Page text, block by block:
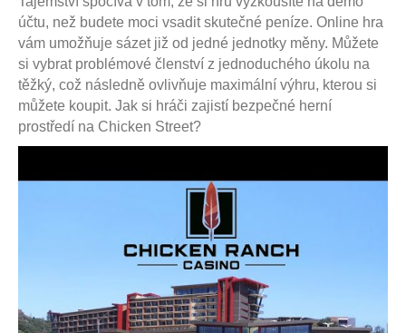
účtu, než budete moci vsadit skutečné peníze. Online hra
vám umožňuje sázet již od jedné jednotky měny. Můžete
si vybrat problémové členství z jednoduchého úkolu na
těžký, což následně ovlivňuje maximální výhru, kterou si
můžete koupit. Jak si hráči zajistí bezpečné herní
prostředí na Chicken Street?